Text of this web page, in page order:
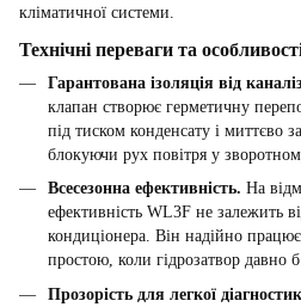
кліматичної системи.
Технічні переваги та
Гарантована ізоляція від
клапан створює герметичну
під тиском конденсату і миттєво
блокуючи рух повітря у
Всесезонна ефективність. На
ефективність WL3F не залежить
кондиціонера. Він надійно працює
простою, коли гідрозатвор давно
Прозорість для легкої